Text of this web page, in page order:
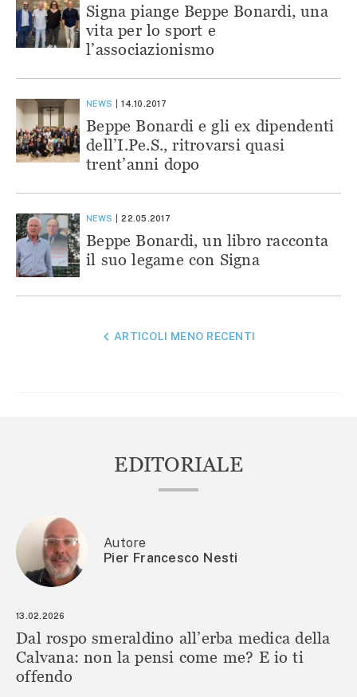
Signa piange Beppe Bonardi, una
vita per lo sport e
l’associazionismo
NEWS 14.10.2017
Beppe Bonardi e gli ex dipendenti
dell’I.Pe.S., ritrovarsi quasi
trent’anni dopo
NEWS 22.05.2017
Beppe Bonardi, un libro racconta
il suo legame con Signa
NAVIGAZIONEARTICOLI MENO RECENTI
EDITORIALE
Autore
Pier Francesco Nesti
13.02.2026
Dal rospo smeraldino all’erba medica della
Calvana: non la pensi come me? E io ti
offendo